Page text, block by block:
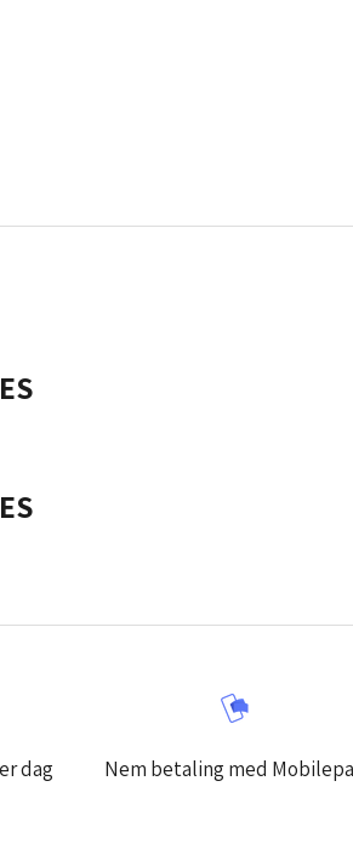
dag Nem betaling med